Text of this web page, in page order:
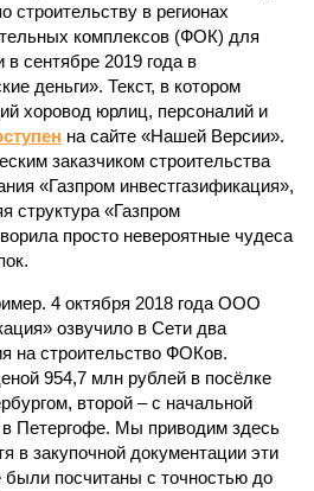
строительству в регионах
комплексов (ФОК) для
сентябре 2019 года в
деньги». Текст, в котором
хоровод юрлиц, персоналий и
на сайте «Нашей Версии».
заказчиком строительства
«Газпром инвестгазификация»,
структура «Газпром
просто невероятные чудеса
4 октября 2018 года ООО
озвучило в Сети два
на строительство ФОКов.
954,7 млн рублей в посёлке
второй – с начальной
Петергофе. Мы приводим здесь
в закупочной документации эти
посчитаны с точностью до